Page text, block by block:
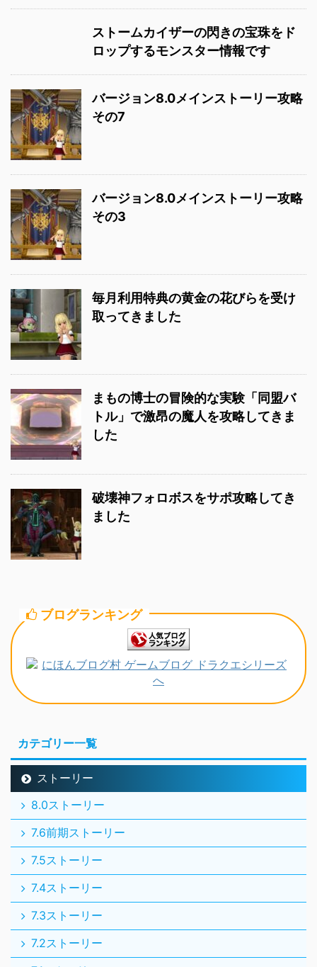
ストームカイザーの閃きの宝珠をド
ロップするモンスター情報です
バージョン8.0メインストーリー攻略
その7
バージョン8.0メインストーリー攻略
その3
毎月利用特典の黄金の花びらを受け
取ってきました
まもの博士の冒険的な実験「同盟バ
トル」で激昂の魔人を攻略してきま
した
破壊神フォロボスをサポ攻略してき
ました
ブログランキング
カテゴリー一覧
ストーリー
8.0ストーリー
7.6前期ストーリー
7.5ストーリー
7.4ストーリー
7.3ストーリー
7.2ストーリー